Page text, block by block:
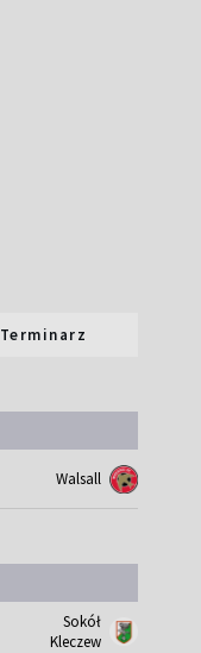
Terminarz
Walsall
Sokół
Kleczew